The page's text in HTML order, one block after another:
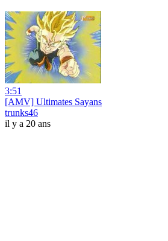
3:51
[AMV] Ultimates Sayans
trunks46
il y a 20 ans